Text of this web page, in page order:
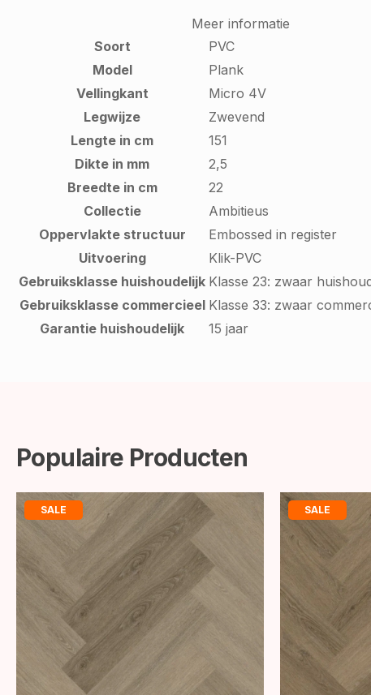
Meer informatie
Soort
PVC
Model
Plank
Vellingkant
Micro 4V
Legwijze
Zwevend
Lengte in cm
151
Dikte in mm
2,5
Breedte in cm
22
Collectie
Ambitieus
Oppervlakte structuur
Embossed in register
Uitvoering
Klik-PVC
Gebruiksklasse huishoudelijk Klasse 23: zwaar
Gebruiksklasse commercieel Klasse 33: zwaar
Garantie huishoudelijk
15 jaar
Populaire Producten
SALE SALE